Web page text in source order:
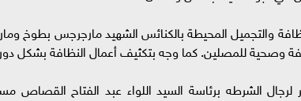
والتجميل المحيطة بالكنائس الشهيد مارجرجس بطوخ
وصحية للمصلين. كما وجه بتكثيف أعمال النظافة بشكل
الشرطه برئاسة السيد اللواء عبد الفتاح القصاص